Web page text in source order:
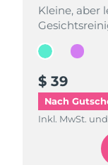
Kleine, aber
$ 39
Nach
Inkl. MwSt.
Kleine, aber
$ 39
Inkl. MwSt.